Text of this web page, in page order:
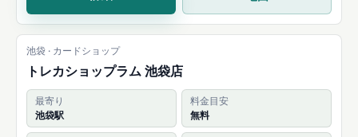
池袋 · カードショップ
トレカショップラム 池袋店
最寄り
池袋駅
料金目安
無料